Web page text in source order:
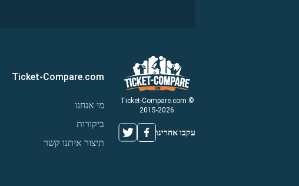
© Ticket-Compare.com
2015-2026
עקבו אחרינו
Ticket-Compare.com
מי אנחנו
ביקורות
תיצור איתנו קשר